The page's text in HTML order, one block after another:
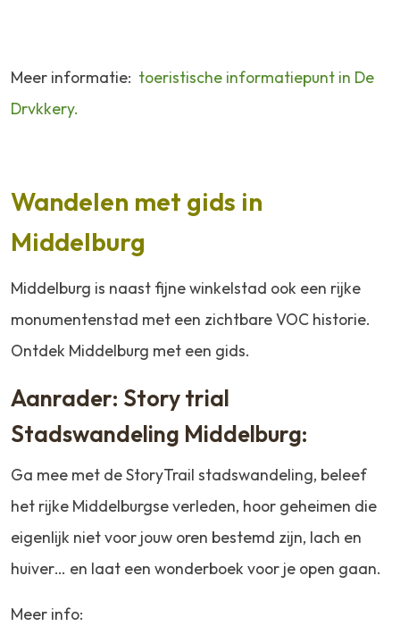
Meer informatie: toeristische informatiepunt in De
Drvkkery.
Wandelen met gids in
Middelburg
Middelburg is naast fijne winkelstad ook een rijke
monumentenstad met een zichtbare VOC historie.
Ontdek Middelburg met een gids.
Aanrader: Story trial
Stadswandeling Middelburg:
Ga mee met de StoryTrail stadswandeling, beleef
het rijke Middelburgse verleden, hoor geheimen die
eigenlijk niet voor jouw oren bestemd zijn, lach en
huiver… en laat een wonderboek voor je open gaan.
Meer info: